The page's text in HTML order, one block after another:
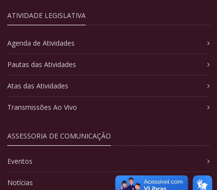
ATIVIDADE LEGISLATIVA
Agenda de Atividades
Pautas das Atividades
Atas das Atividades
Transmissões Ao Vivo
ASSESSORIA DE COMUNICAÇÃO
Eventos
Notícias